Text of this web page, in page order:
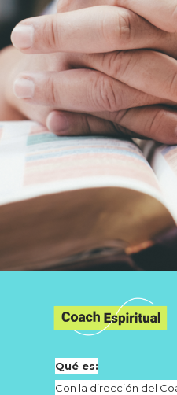
Qué es:
Con la dirección del